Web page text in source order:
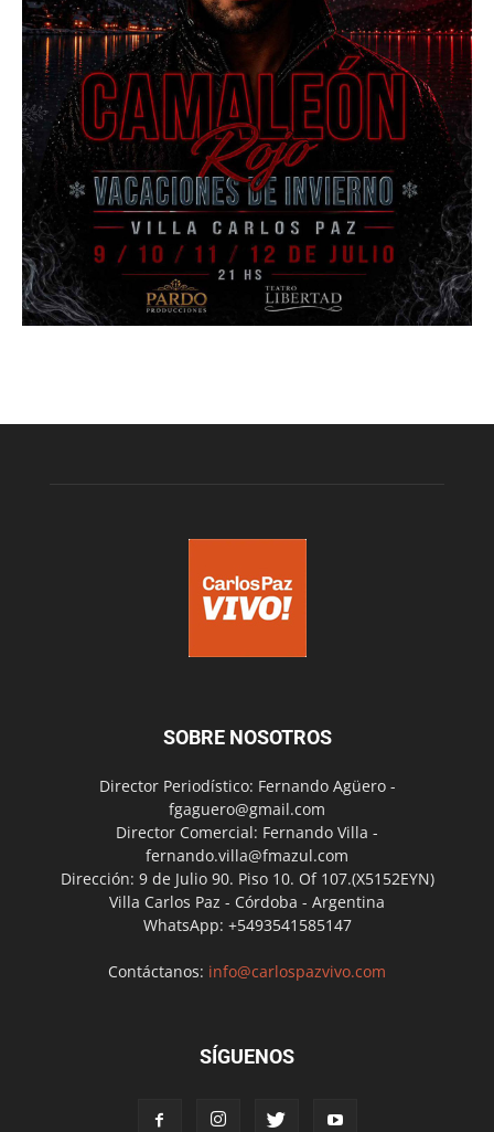
SOBRE NOSOTROS
Director Periodístico: Fernando Agüero -
fgaguero@gmail.com
Director Comercial: Fernando Villa -
fernando.villa@fmazul.com
Dirección: 9 de Julio 90. Piso 10. Of 107.(X5152EYN)
Villa Carlos Paz - Córdoba - Argentina
WhatsApp: +5493541585147
Contáctanos: info@carlospazvivo.com
SÍGUENOS